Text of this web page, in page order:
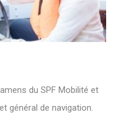
du SPF Mobilité et
général de navigation.